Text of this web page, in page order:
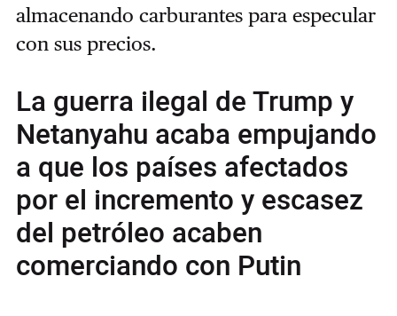
almacenando carburantes para especular
con sus precios.
La guerra ilegal de Trump y
Netanyahu acaba empujando
a que los países afectados
por el incremento y escasez
del petróleo acaben
comerciando con Putin